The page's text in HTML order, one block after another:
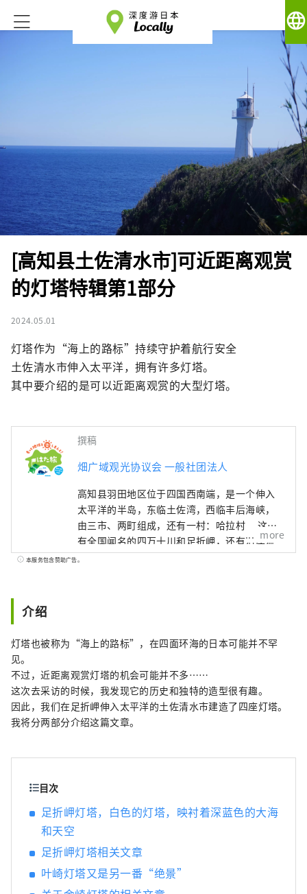
language
[高知县土佐清水市]可近距离观赏
的灯塔特辑第1部分
2024.05.01
灯塔作为“海上的路标”持续守护着航行安全
土佐清水市伸入太平洋，拥有许多灯塔。
其中要介绍的是可以近距离观赏的大型灯塔。
撰稿
畑广域观光协议会 一般社团法人
高知县羽田地区位于四国西南端，是一个伸入
太平洋的半岛，东临土佐湾，西临丰后海峡，
由三市、两町组成，还有一村：哈拉村。 这里
有全国闻名的四万十川和足折岬，还有沿岸流
淌的黑潮流的恩惠，还有拥有全国最大森林面
more
本服务包含赞助广告。
介绍
灯塔也被称为“海上的路标”，在四面环海的日本可能并不罕
见。
不过，近距离观赏灯塔的机会可能并不多……
这次去采访的时候，我发现它的历史和独特的造型很有趣。
因此，我们在足折岬伸入太平洋的土佐清水市建造了四座灯塔。
我将分两部分介绍这篇文章。
目次
足折岬灯塔，白色的灯塔，映衬着深蓝色的大海
和天空
足折岬灯塔相关文章
叶崎灯塔又是另一番“绝景”